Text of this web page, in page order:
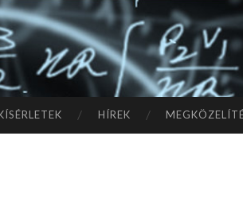
TÓ
L
HÍREK